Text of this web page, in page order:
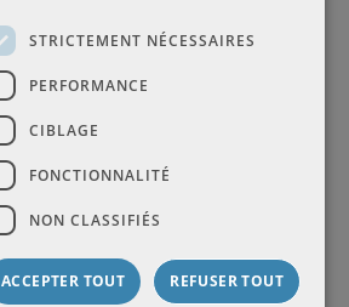
STRICTEMENT NÉCESSAIRES
PERFORMANCE
CIBLAGE
FONCTIONNALITÉ
NON CLASSIFIÉS
ACCEPTER TOUT REFUSER TOUT